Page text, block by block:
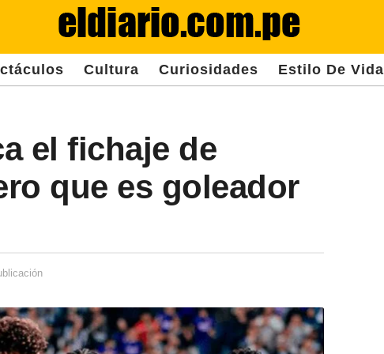
Cultura Curiosidades Estilo De Vida
el fichaje de
que es goleador
o
s
d